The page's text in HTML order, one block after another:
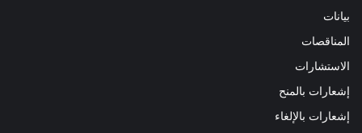
بيانات
المناقصات
الاستشارات
إشعارات بالمنح
إشعارات بالإلغاء